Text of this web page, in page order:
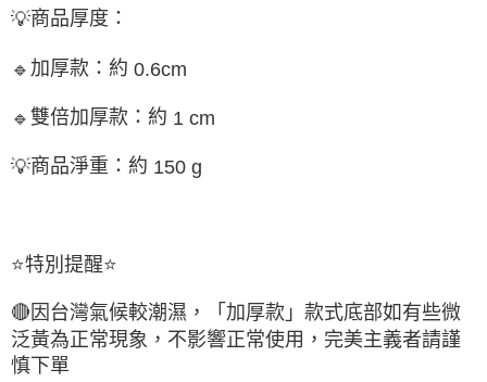
💡商品厚度：
🔹 加厚款：約 0.6cm
🔹 雙倍加厚款：約 1 cm
💡商品淨重：約 150 g
⭐特別提醒⭐
🔴 因台灣氣候較潮濕，「加厚款」款式底部如有些微
泛黃為正常現象，不影響正常使用，完美主義者請謹
慎下單